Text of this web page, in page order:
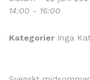
14:00 - 16:00
Kategorier Inga